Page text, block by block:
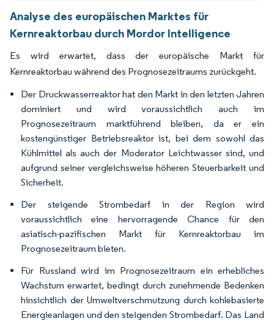
Analyse des europäischen Marktes für
Kernreaktorbau durch Mordor Intelligence
Es wird erwartet, dass der europäische Markt für
Kernreaktorbau während des Prognosezeitraums zurückgeht.
Der Druckwasserreaktor hat den Markt in den letzten Jahren
dominiert und wird voraussichtlich auch im
Prognosezeitraum marktführend bleiben, da er ein
kostengünstiger Betriebsreaktor ist, bei dem sowohl das
Kühlmittel als auch der Moderator Leichtwasser sind, und
aufgrund seiner vergleichsweise höheren Steuerbarkeit und
Sicherheit.
Der steigende Strombedarf in der Region wird
voraussichtlich eine hervorragende Chance für den
asiatisch-pazifischen Markt für Kernreaktorbau im
Prognosezeitraum bieten.
Für Russland wird im Prognosezeitraum ein erhebliches
Wachstum erwartet, bedingt durch zunehmende Bedenken
hinsichtlich der Umweltverschmutzung durch kohlebasierte
Energieanlagen und den steigenden Strombedarf. Das Land